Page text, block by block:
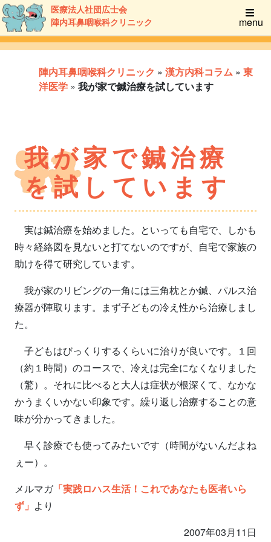
医療法人社団広士会
陣内耳鼻咽喉科クリニック
menu
陣内耳鼻咽喉科クリニック » 漢方内科コラム » 東
洋医学 » 我が家で鍼治療を試しています
我が家で鍼治療
を試しています
実は鍼治療を始めました。といっても自宅で、しかも
時々経絡図を見ないと打てないのですが、自宅で家族の
助けを得て研究しています。
我が家のリビングの一角には三角枕とか鍼、パルス治
療器が陣取ります。まず子どもの冷え性から治療しまし
た。
子どもはびっくりするくらいに治りが良いです。１回
（約１時間）のコースで、冷えは完全になくなりました
（驚）。それに比べると大人は症状が根深くて、なかな
かうまくいかない印象です。繰り返し治療することの意
味が分かってきました。
早く診療でも使ってみたいです（時間がないんだよね
ぇー）。
メルマガ「実践ロハス生活！これであなたも医者いら
ず」 より
2007年03月11日